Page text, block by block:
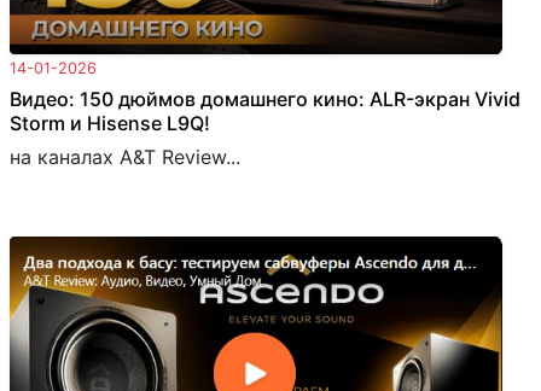
14-01-2026
Видео: 150 дюймов домашнего кино: ALR-экран Vivid
Storm и Hisense L9Q!
на каналах A&T Review...